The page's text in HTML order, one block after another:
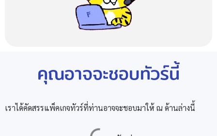
คุณอาจจะชอบทัวร์นี้
เราได้คัดสรรแพ็คเกจทัวร์ที่ท่านอาจจะชอบมาให้ ณ ด้านล่างนี้